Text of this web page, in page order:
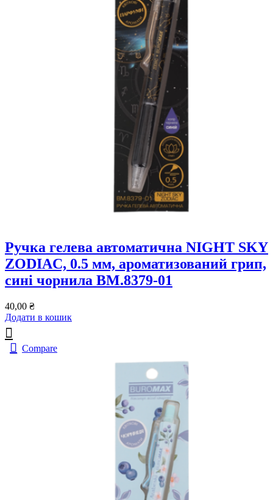
Ручка гелева автоматична NIGHT SKY
ZODIAC, 0.5 мм, ароматизований грип,
сині чорнила BM.8379-01
40,00 ₴
Додати в кошик
Compare